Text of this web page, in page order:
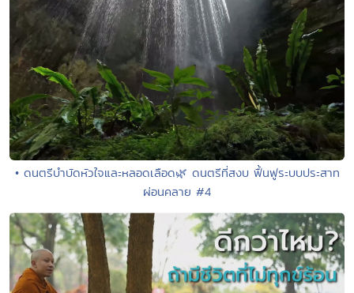
• ดนตรีบำบัดหัวใจและหลอดเลือด🌿 ดนตรีที่สงบ ฟื้นฟูระบบประสาท
ผ่อนคลาย #4